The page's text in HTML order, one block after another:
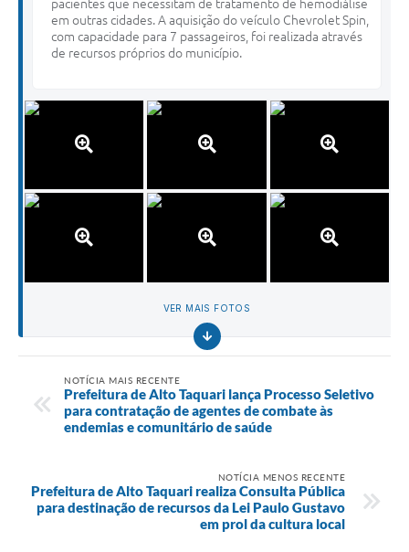
pacientes que necessitam de tratamento de hemodiálise
em outras cidades. A aquisição do veículo Chevrolet Spin,
com capacidade para 7 passageiros, foi realizada através
de recursos próprios do município.
VER MAIS FOTOS
NOTÍCIA MAIS RECENTE
Prefeitura de Alto Taquari lança Processo Seletivo
para contratação de agentes de combate às
endemias e comunitário de saúde
NOTÍCIA MENOS RECENTE
Prefeitura de Alto Taquari realiza Consulta Pública
para destinação de recursos da Lei Paulo Gustavo
em prol da cultura local